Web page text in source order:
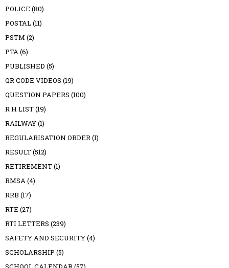
POLICE (80)
POSTAL(11)
PSTM (2)
PTA(6)
PUBLISHED (5)
QR CODE VIDEOS (19)
QUESTION PAPERS (100)
R H LIST(19)
RAILWAY(1)
REGULARISATION ORDER(1)
RESULT(512)
RETIREMENT(1)
RMSA(4)
RRB (17)
RTE (27)
RTI LETTERS (239)
SAFETY AND SECURITY(4)
SCHOLARSHIP (5)